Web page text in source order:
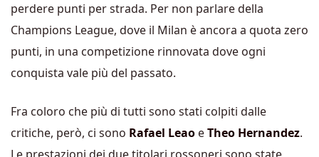
perdere punti per strada. Per non parlare della
Champions League, dove il Milan è ancora a quota zero
punti, in una competizione rinnovata dove ogni
conquista vale più del passato.
Fra coloro che più di tutti sono stati colpiti dalle
critiche, però, ci sono Rafael Leao eTheo Hernandez.